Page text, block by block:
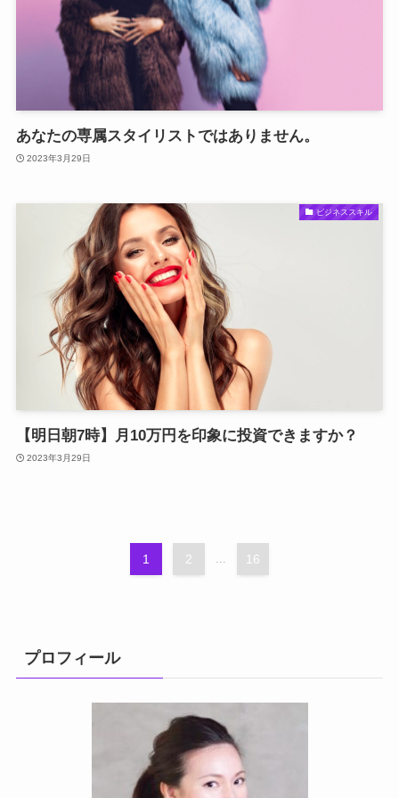
あなたの専属スタイリストではありません。
2023年3月29日
ビジネススキル
【明日朝7時】月10万円を印象に投資できますか？
2023年3月29日
1 2 ... 16
プロフィール